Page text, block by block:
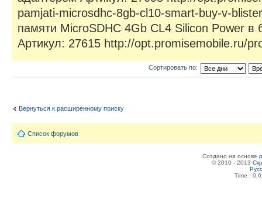
pamjati-microsdhc-8gb-cl10-smart-buy-v-
памяти MicroSDHC 4Gb CL4 Silicon Power в
Артикул: 27615 http://opt.promisemobile.ru/
Сортировать по:
Вернуться к расширенному поиску
Список форумов
Создано на основе
© 2010 - 2013
Time :